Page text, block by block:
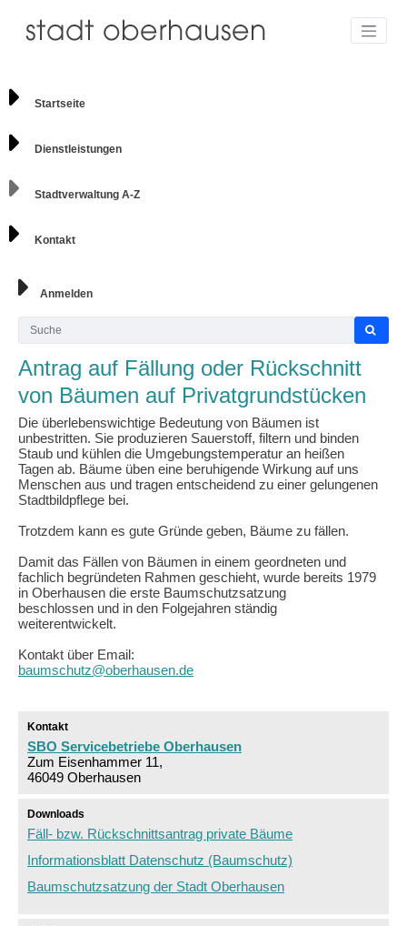
Startseite
Dienstleistungen
Stadtverwaltung A-Z
Kontakt
Anmelden
Antrag auf Fällung oder Rückschnitt
von Bäumen auf Privatgrundstücken
Die überlebenswichtige Bedeutung von Bäumen ist
unbestritten. Sie produzieren Sauerstoff, filtern und binden
Staub und kühlen die Umgebungstemperatur an heißen
Tagen ab. Bäume üben eine beruhigende Wirkung auf uns
Menschen aus und tragen entscheidend zu einer gelungenen
Stadtbildpflege bei.
Trotzdem kann es gute Gründe geben, Bäume zu fällen.
Damit das Fällen von Bäumen in einem geordneten und
fachlich begründeten Rahmen geschieht, wurde bereits 1979
in Oberhausen die erste Baumschutzsatzung
beschlossen und in den Folgejahren ständig
weiterentwickelt.
Kontakt über Email:
baumschutz@oberhausen.de
Kontakt
SBO Servicebetriebe Oberhausen
Zum Eisenhammer 11,
46049 Oberhausen
Downloads
Fäll- bzw. Rückschnittsantrag private Bäume
Informationsblatt Datenschutz (Baumschutz)
Baumschutzsatzung der Stadt Oberhausen